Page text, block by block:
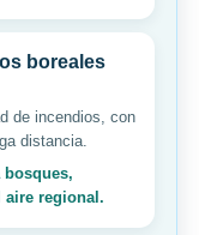
boreales
de incendios, con
distancia.
aire regional.